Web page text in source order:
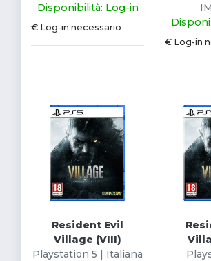
Disponibilità: Log-in
€ Log-in necessario
€ Log-in
Resident Evil
Village (VIII)
Playstation 5 | Italiana